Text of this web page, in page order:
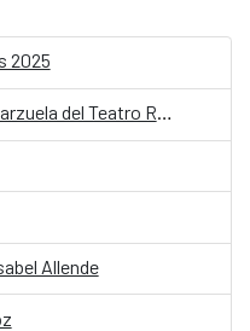
2025
Proyección: Luisa Fernanda. Zarzuela del Teatro Real de Madrid
Allende